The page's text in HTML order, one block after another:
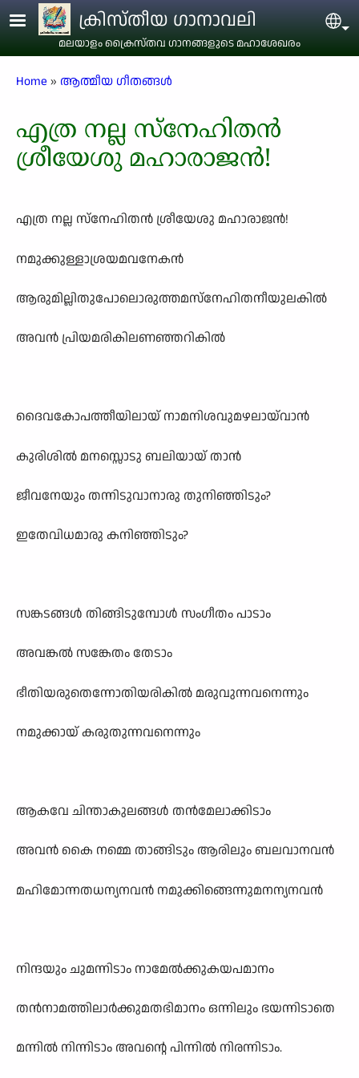
Skip to main contentക്രിസ്തീയ ഗാനാവലി
മലയാളം ക്രൈസ്തവ ഗാനങ്ങളുടെ മഹാശേഖരം
Breadcrumb
Home ആത്മീയ ഗീതങ്ങൾ
എത്ര നല്ല സ്നേഹിതൻ
ശ്രീയേശു മഹാരാജൻ!
എത്ര നല്ല സ്നേഹിതൻ ശ്രീയേശു മഹാരാജൻ!
നമുക്കുള്ളാശ്രയമവനേകൻ
ആരുമില്ലിതുപോലൊരുത്തമസ്നേഹിതനീയുലകിൽ
അവൻ പ്രിയമരികിലണഞ്ഞറികിൽ
ദൈവകോപത്തീയിലായ് നാമനിശവുമഴലായ്‌വാൻ
കുരിശിൽ മനസ്സൊടു ബലിയായ് താൻ
ജീവനേയും തന്നിടുവാനാരു തുനിഞ്ഞിടും?
ഇതേവിധമാരു കനിഞ്ഞിടും?
സങ്കടങ്ങൾ തിങ്ങിടുമ്പോൾ സംഗീതം പാടാം
അവങ്കൽ സങ്കേതം തേടാം
ഭീതിയരുതെന്നോതിയരികിൽ മരുവുന്നവനെന്നും
നമുക്കായ് കരുതുന്നവനെന്നും
ആകവേ ചിന്താകുലങ്ങൾ തൻമേലാക്കിടാം
അവൻ കൈ നമ്മെ താങ്ങിടും ആരിലും ബലവാനവൻ
മഹിമോന്നതധന്യനവൻ നമുക്കിങ്ങെന്നുമനന്യനവൻ
നിന്ദയും ചുമന്നിടാം നാമേൽക്കുകയപമാനം
തൻനാമത്തിലാർക്കുമതഭിമാനം ഒന്നിലും ഭയന്നിടാതെ
മന്നിൽ നിന്നിടാം അവന്റെ പിന്നിൽ നിരന്നിടാം.